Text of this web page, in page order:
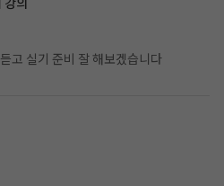
고 실기 준비 잘 해보겠습니다